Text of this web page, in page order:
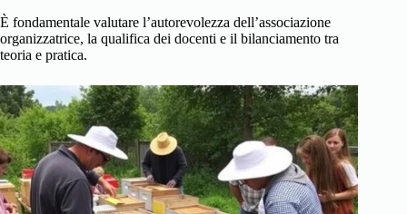
È fondamentale valutare l’autorevolezza dell’associazione
organizzatrice, la qualifica dei docenti e il bilanciamento tra
teoria e pratica.